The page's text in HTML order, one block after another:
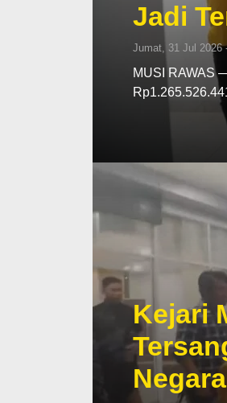
Jadi
Jumat, 31 Jul 2026
MUSI RAWAS
Kejari